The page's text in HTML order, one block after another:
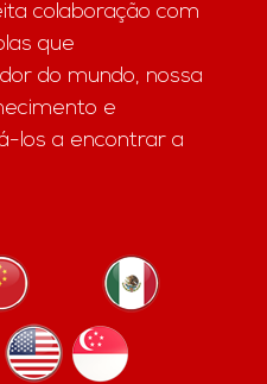
colaboração com
que
do mundo, nossa
e
los a encontrar a